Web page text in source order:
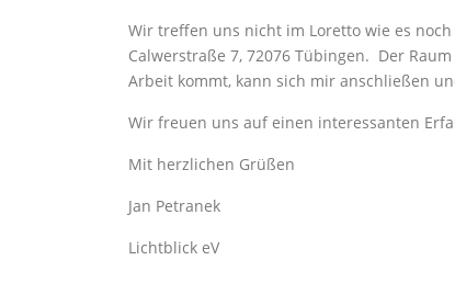
Wir treffen uns nicht im Loretto wie es
Calwerstraße 7, 72076 Tübingen. Der
Arbeit kommt, kann sich mir anschließen
Wir freuen uns auf einen interessanten
Mit herzlichen Grüßen
Jan Petranek
Lichtblick eV